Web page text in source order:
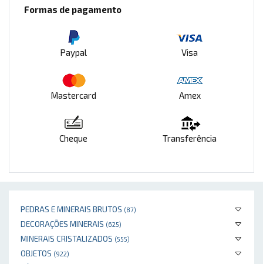
PEDRAS E MINERAIS BRUTOS (87)
DECORAÇÕES MINERAIS (625)
MINERAIS CRISTALIZADOS (555)
OBJETOS (922)
Formas de pagamento
Paypal Visa
Mastercard Amex
Cheque Transferência